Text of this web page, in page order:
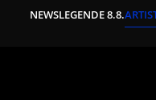
NEWSLEGENDE 8.8.